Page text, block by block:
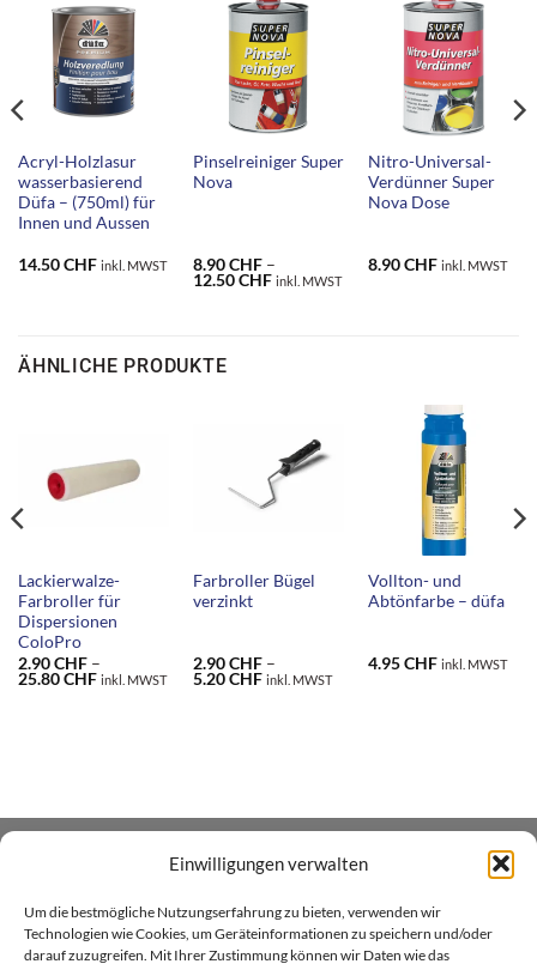
Einwilligungen verwalten
Um die bestmögliche Nutzungserfahrung zu bieten, verwenden wir
Technologien wie Cookies, um Geräteinformationen zu speichern und/oder
darauf zuzugreifen. Mit Ihrer Zustimmung können wir Daten wie das
Acryl-Holzlasur
wasserbasierend
Düfa – (750ml) für
Innen und Aussen
14.50CHF inkl. MWST
Pinselreiniger Super
Nova
8.90CHF –
12.50CHFPreisspanne:
inkl. MWST
Nitro-Universal-
Verdünner Super
Nova Dose
8.90CHF inkl. MWST
ÄHNLICHE PRODUKTE
Lackierwalze-
Farbroller für
Dispersionen
ColoPro
2.90CHF –
25.80CHFPreisspanne:
inkl. MWST
Farbroller Bügel
verzinkt
2.90CHF –
5.20CHFPreisspanne:
inkl. MWST
Vollton- und
Abtönfarbe – düfa
4.95CHF inkl. MWST
Xenial GmbH betreibt den Heim- und Handwerker -